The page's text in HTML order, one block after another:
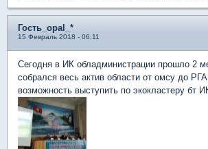
Гость_opal_*
15 Февраль 2018 - 06:11
Сегодня в ИК обладминистрации прошло 2
собрался весь актив области от омсу до
возможность выступить по экокластеру бт